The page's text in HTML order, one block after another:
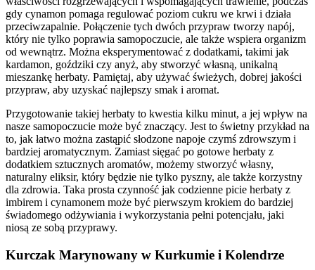
gdy cynamon pomaga regulować poziom cukru we krwi i działa
przeciwzapalnie. Połączenie tych dwóch przypraw tworzy napój,
który nie tylko poprawia samopoczucie, ale także wspiera organizm
od wewnątrz. Można eksperymentować z dodatkami, takimi jak
kardamon, goździki czy anyż, aby stworzyć własną, unikalną
mieszankę herbaty. Pamiętaj, aby używać świeżych, dobrej jakości
przypraw, aby uzyskać najlepszy smak i aromat.
Przygotowanie takiej herbaty to kwestia kilku minut, a jej wpływ na
nasze samopoczucie może być znaczący. Jest to świetny przykład na
to, jak łatwo można zastąpić słodzone napoje czymś zdrowszym i
bardziej aromatycznym. Zamiast sięgać po gotowe herbaty z
dodatkiem sztucznych aromatów, możemy stworzyć własny,
naturalny eliksir, który będzie nie tylko pyszny, ale także korzystny
dla zdrowia. Taka prosta czynność jak codzienne picie herbaty z
imbirem i cynamonem może być pierwszym krokiem do bardziej
świadomego odżywiania i wykorzystania pełni potencjału, jaki
niosą ze sobą przyprawy.
Kurczak Marynowany w Kurkumie i Kolendrze